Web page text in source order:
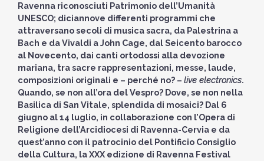
Ravenna riconosciuti Patrimonio dell’Umanità
UNESCO; diciannove differenti programmi che
attraversano secoli di musica sacra, da Palestrina a
Bach e da Vivaldi a John Cage, dal Seicento barocco
al Novecento, dai canti ortodossi alla devozione
mariana, tra sacre rappresentazioni, messe, laude,
composizioni originali e – perché no? – live electronics.
Quando, se non all’ora del Vespro? Dove, se non nella
Basilica di San Vitale, splendida di mosaici? Dal 6
giugno al 14 luglio, in collaborazione con l’Opera di
Religione dell’Arcidiocesi di Ravenna-Cervia e da
quest’anno con il patrocinio del Pontificio Consiglio
della Cultura, la XXX edizione di Ravenna Festival